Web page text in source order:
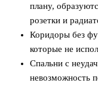
плану,
розетки и
Коридоры без
которые не
Спальни с
невозможность